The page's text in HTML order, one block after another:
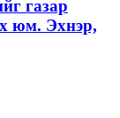
газар
юм. Эхнэр,